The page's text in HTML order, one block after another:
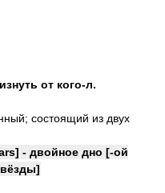
от кого-л.
состоящий из двух
- двойное дно [-ой